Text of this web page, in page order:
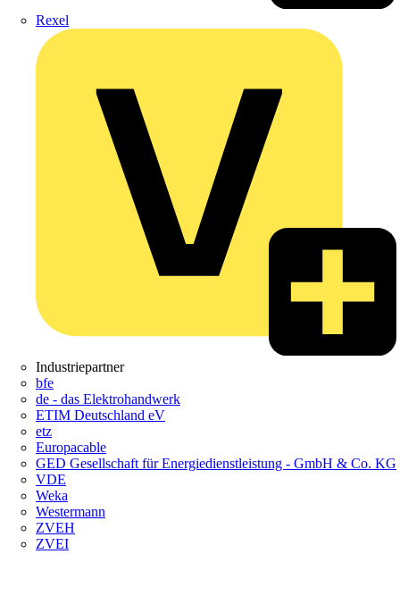
Rexel
Industriepartner
bfe
de - das Elektrohandwerk
ETIM Deutschland eV
etz
Europacable
GED Gesellschaft für Energiedienstleistung - GmbH & Co. KG
VDE
Weka
Westermann
ZVEH
ZVEI